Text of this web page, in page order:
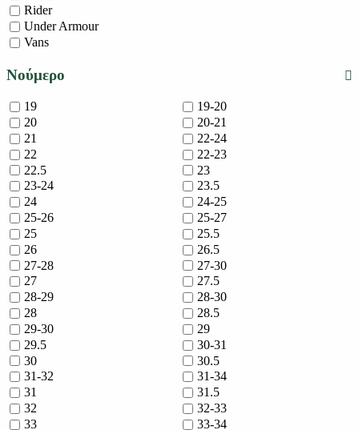
Rider
Under Armour
Vans
Νούμερο
19
19-20
20
20-21
21
22-24
22
22-23
22.5
23
23-24
23.5
24
24-25
25-26
25-27
25
25.5
26
26.5
27-28
27-30
27
27.5
28-29
28-30
28
28.5
29-30
29
29.5
30-31
30
30.5
31-32
31-34
31
31.5
32
32-33
33
33-34